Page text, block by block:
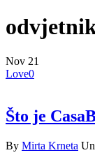
Nov 21
Love0
Što je
By Mirta Krneta